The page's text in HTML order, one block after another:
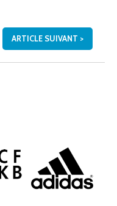
ARTICLE SUIVANT >